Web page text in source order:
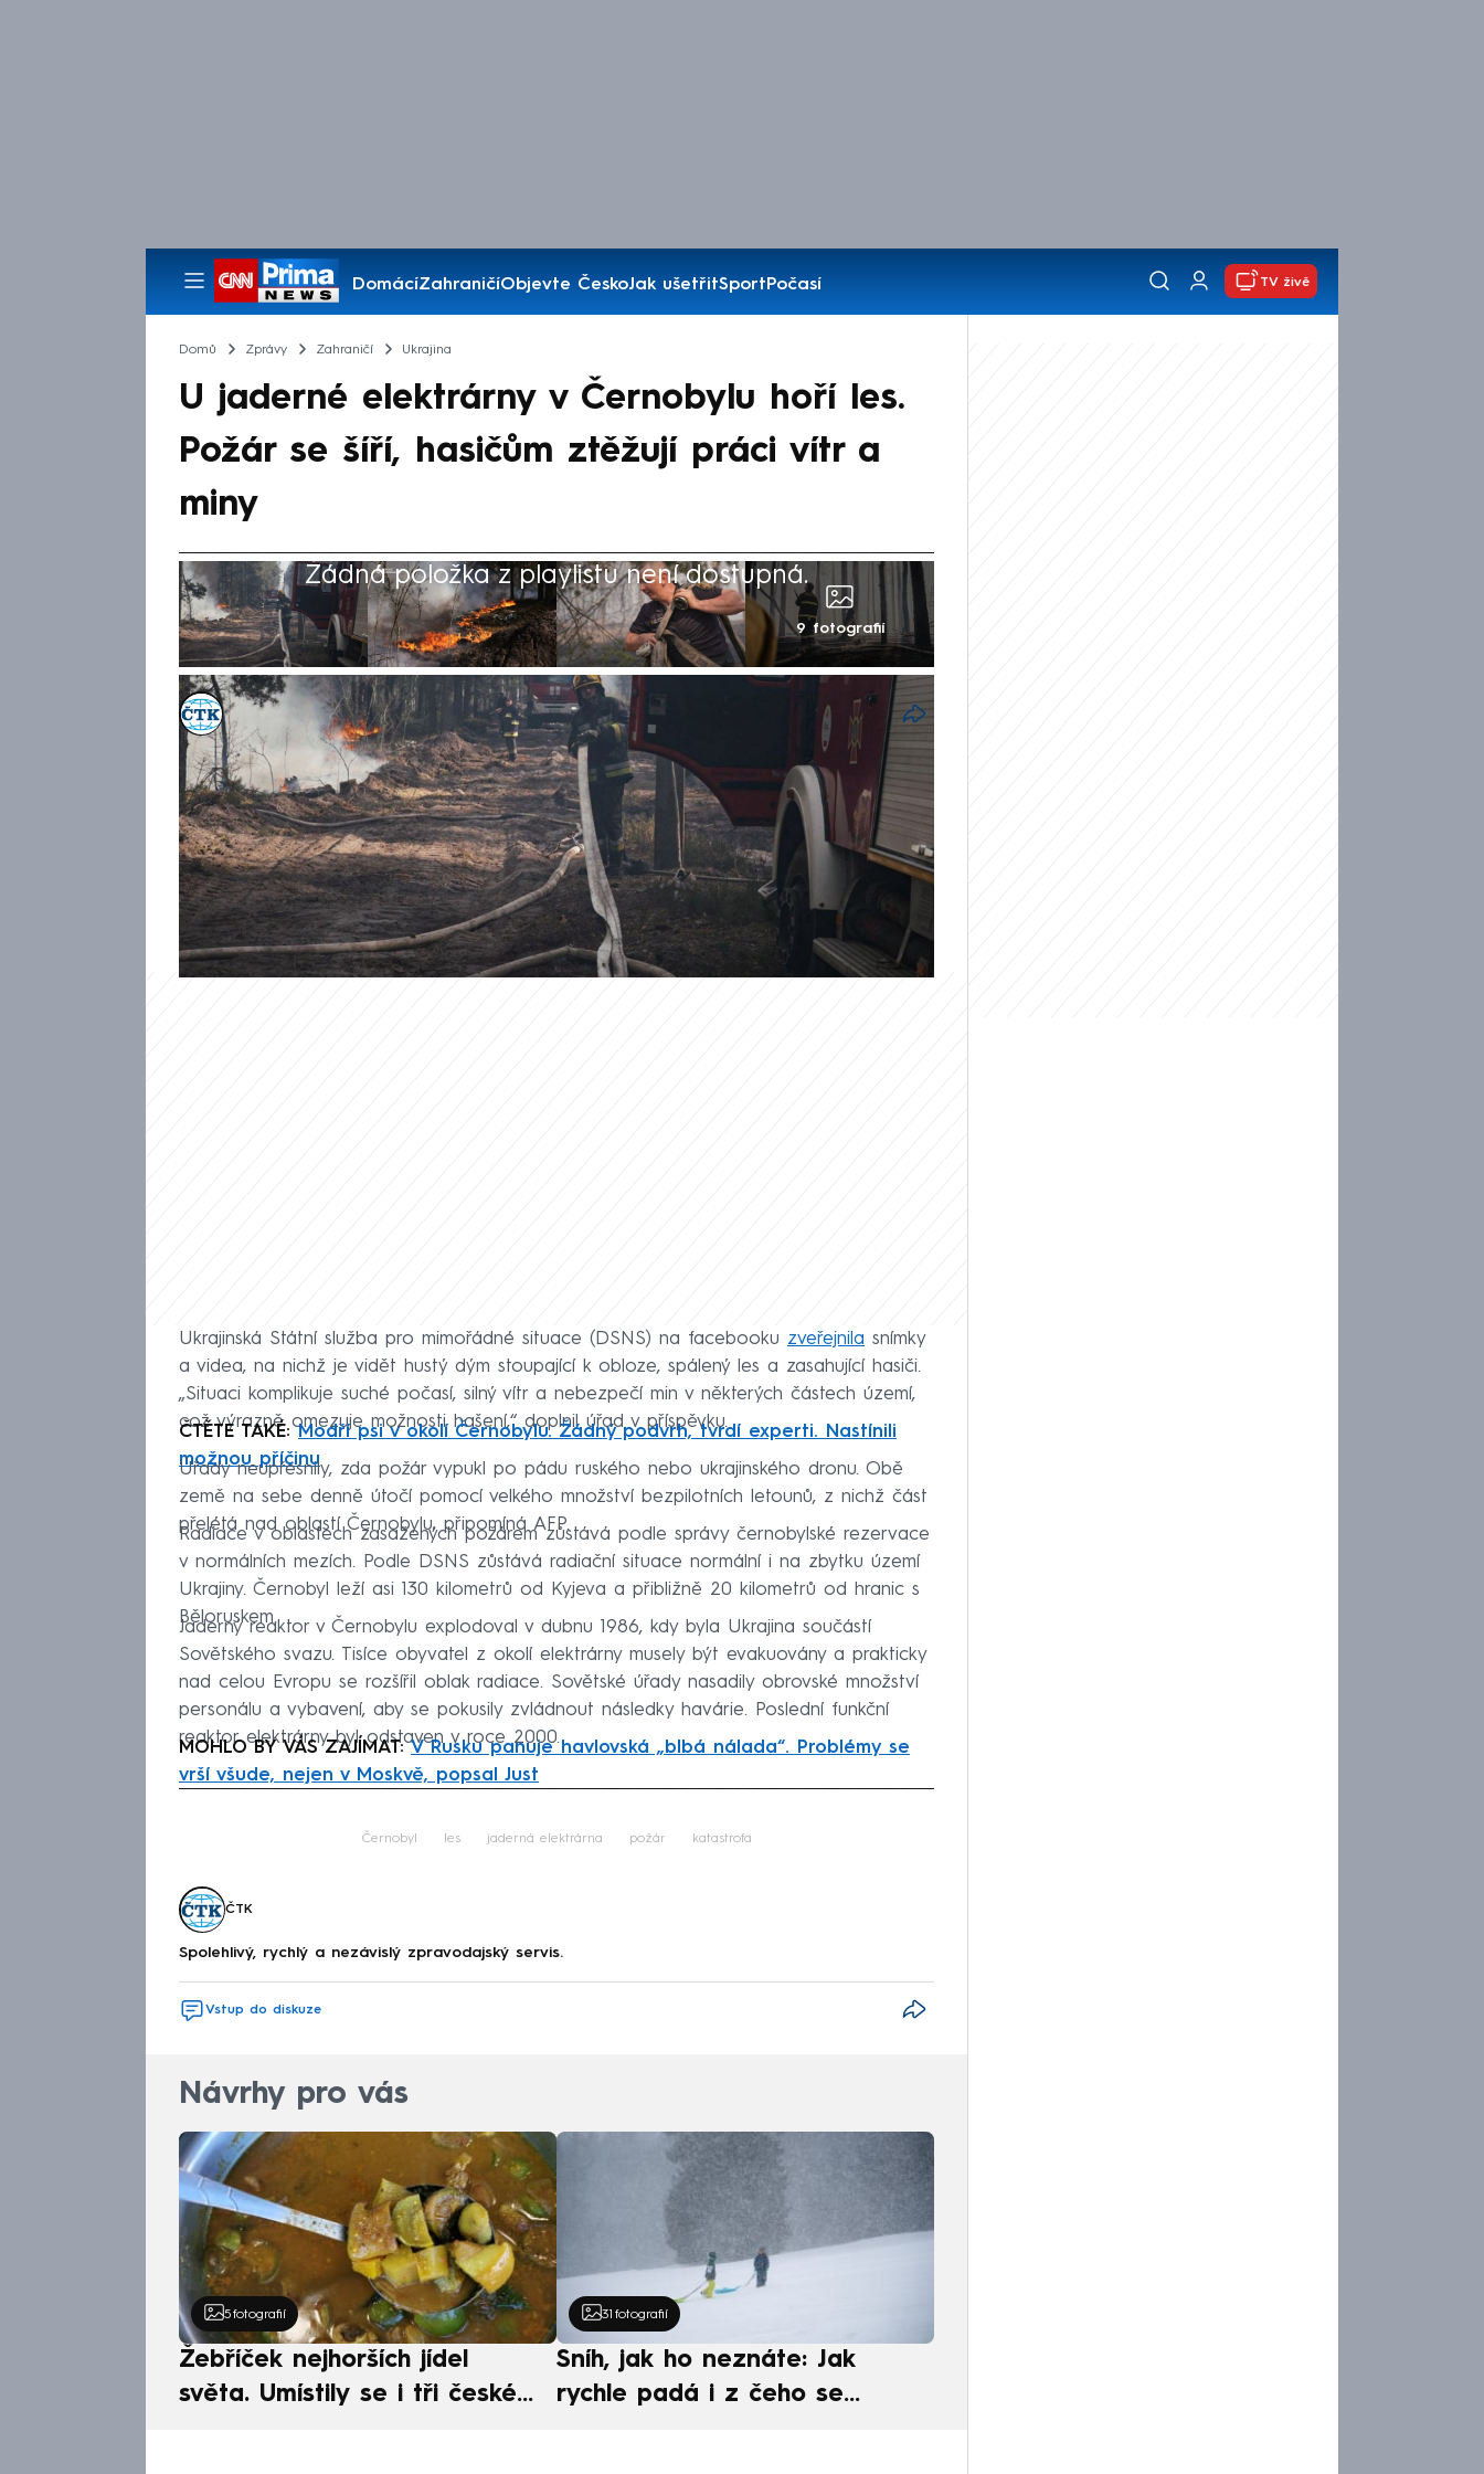
DomácíZahraničíObjevte ČeskoJak ušetřitSportPočasí
Pořady
TV živě
Domů Zprávy Zahraničí Ukrajina
U jaderné elektrárny v Černobylu hoří les.
Požár se šíří, hasičům ztěžují práci vítr a
miny
Žádná položka z playlistu není dostupná.
9 fotografií
ČTK
Akt. 8. kvě 2026, 12:23• 8. kvě 2026, 11:59
V uzavřené zóně Černobylské jaderné elektrárny bojují podle
ukrajinských úřadů hasiči s rozsáhlým lesním požárem. Ten vypukl ve
čtvrtek v důsledku pádu dronu na území tamní rezervace. V pátek se
požár rozšířil na odhadovanou plochu přes 1000 hektarů, práci hasičů
ztěžují nárazy větru a obtížný terén. Podle agentury AFP nebyl
zaznamenán žádný nárůst radioaktivity.
Ukrajinská Státní služba pro mimořádné situace (DSNS) na facebooku zveřejnila snímky
a videa, na nichž je vidět hustý dým stoupající k obloze, spálený les a zasahující hasiči.
„Situaci komplikuje suché počasí, silný vítr a nebezpečí min v některých částech území,
což výrazně omezuje možnosti hašení,“ doplnil úřad v příspěvku.
ČTĚTE TAKÉ:Modří psi v okolí Černobylu. Žádný podvrh, tvrdí experti. Nastínili
možnou příčinu
Úřady neupřesnily, zda požár vypukl po pádu ruského nebo ukrajinského dronu. Obě
země na sebe denně útočí pomocí velkého množství bezpilotních letounů, z nichž část
přelétá nad oblastí Černobylu, připomíná AFP.
Radiace v oblastech zasažených požárem zůstává podle správy černobylské rezervace
v normálních mezích. Podle DSNS zůstává radiační situace normální i na zbytku území
Ukrajiny. Černobyl leží asi 130 kilometrů od Kyjeva a přibližně 20 kilometrů od hranic s
Běloruskem.
Jaderný reaktor v Černobylu explodoval v dubnu 1986, kdy byla Ukrajina součástí
Sovětského svazu. Tisíce obyvatel z okolí elektrárny musely být evakuovány a prakticky
nad celou Evropu se rozšířil oblak radiace. Sovětské úřady nasadily obrovské množství
personálu a vybavení, aby se pokusily zvládnout následky havárie. Poslední funkční
reaktor elektrárny byl odstaven v roce 2000.
MOHLO BY VÁS ZAJÍMAT:V Rusku panuje havlovská „blbá nálada“. Problémy se
vrší všude, nejen v Moskvě, popsal Just
Černobyl les jaderná elektrárna požár katastrofa
ČTK
Spolehlivý, rychlý a nezávislý zpravodajský servis.
Vstup do diskuze
Návrhy pro vás
5 fotografií
Žebříček nejhorších jídel
světa. Umístily se i tři české
31 fotografií
Sníh, jak ho neznáte: Jak
rychle padá i z čeho se